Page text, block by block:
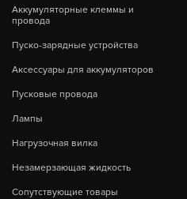
Аккумуляторные клеммы и
провода
Пуско-зарядные устройства
Аксессуары для аккумуляторов
Пусковые провода
Лампы
Нагрузочная вилка
Незамерзающая жидкость
Сопутствующие товары